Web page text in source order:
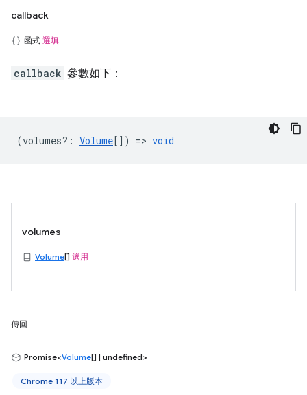
callback
函式 選填
callback 參數如下：
(volumes? : Volume[]) => void
volumes
Volume[] 選用
傳回
Promise<Volume[] | undefined>
Chrome 117 以上版本